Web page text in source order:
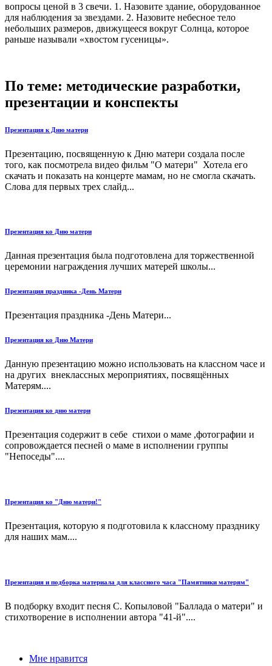
вопросы ценой в 3 свечи. 1. Назовите здание, оборудованное
для наблюдения за звездами. 2. Назовите небесное тело
небольших размеров, движущееся вокруг Солнца, которое
раньше называли «хвостом гусеницы».
По теме: методические разработки,
презентации и конспекты
Презентация к Дню матери
Презентацию, посвященную к Дню матери создала после
того, как посмотрела видео фильм "О матери" Хотела его
скачать и показать на концерте мамам, но не смогла скачать.
Слова для первых трех слайд...
Презентация ко Дню матери
Данная презентация была подготовлена для торжественной
церемонии награждения лучших матерей школы...
Презентация праздника -День Матери
Презентация праздника -День Матери...
Презентация ко Дню Матери
Данную презентацию можно использовать на классном часе и
на других внеклассных мероприятиях, посвящённых
Матерям....
Презентация ко дню матери
Презентация содержит в себе стихои о маме ,фотографии и
сопровождается песней о маме в исполнении группы
"Непоседы"....
Презентация ко "Дню матери!"
Презентация, которую я подготовила к классному празднику
для наших мам....
Презентация и подборка материала для классного часа "Памятники матерям"
В подборку входит песня С. Копыловой "Баллада о матери" и
стихотворение в исполнении автора "41-й"....
Мне нравится